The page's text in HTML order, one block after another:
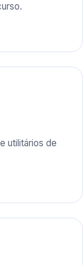
utilitários de